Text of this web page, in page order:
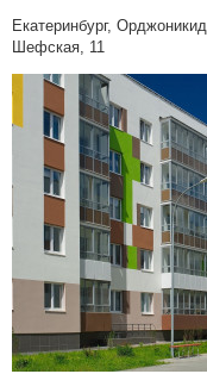
Екатеринбург,
Шефская, 11